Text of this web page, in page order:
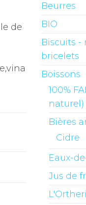
de
Beurres
BIO
Biscuits -
bricelets
Boissons
100%
naturel)
Bières
Cidre
Eaux-
Jus de